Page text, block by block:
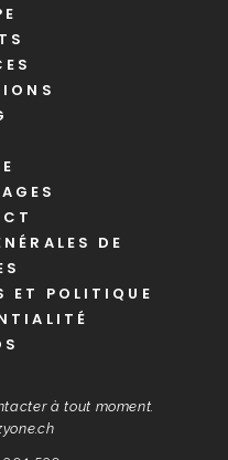
DE
ET POLITIQUE
à tout moment.